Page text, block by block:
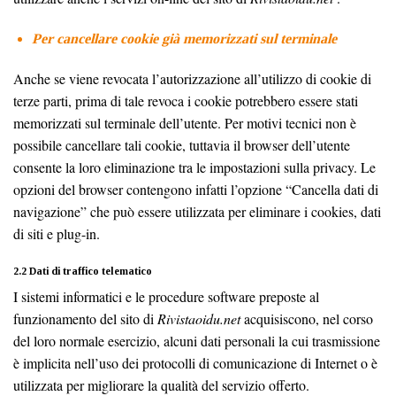
Per cancellare cookie già memorizzati sul terminale
Anche se viene revocata l’autorizzazione all’utilizzo di cookie di
terze parti, prima di tale revoca i cookie potrebbero essere stati
memorizzati sul terminale dell’utente. Per motivi tecnici non è
possibile cancellare tali cookie, tuttavia il browser dell’utente
consente la loro eliminazione tra le impostazioni sulla privacy. Le
opzioni del browser contengono infatti l’opzione “Cancella dati di
navigazione” che può essere utilizzata per eliminare i cookies, dati
di siti e plug-in.
2.2 Dati di traffico telematico
I sistemi informatici e le procedure software preposte al
funzionamento del sito di Rivistaoidu.netacquisiscono, nel corso
del loro normale esercizio, alcuni dati personali la cui trasmissione
è implicita nell’uso dei protocolli di comunicazione di Internet o è
utilizzata per migliorare la qualità del servizio offerto.